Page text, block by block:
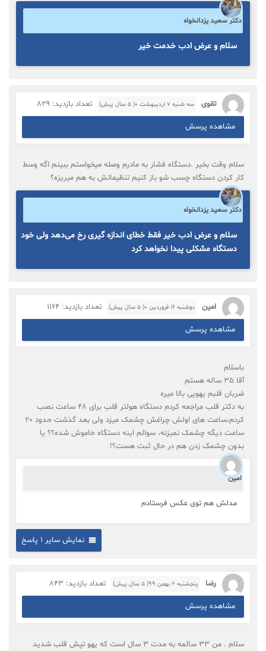
دکتر سعید یزدانخواه
سلام و عرض ادب خدمت خیر
تقوی سه شنبه ۷ اردیبهشت ۰( 5 سال پیش) تعداد بازدید: 829
مشاهده پرسش
سلام وقت بخیر .دستگاه فشار به مادرم وصله میخواستم ببینم اگه وسط
کار کردن دستگاه چسب شو باز کنیم تنظیماتش به هم میریزه؟
دکتر سعید یزدانخواه
سلام و عرض ادب خیر فقط خطای اندازه گیری رخ می‌دهد ولی خود
دستگاه مشکلی پیدا نخواهد کرد
امین دوشنبه ۱۶ فروردین ۰( 5 سال پیش) تعداد بازدید: 1164
مشاهده پرسش
باسلام
آقا 35 ساله هستم
ضربان قلبم یهویی بالا میره
به دکتر قلب مراجعه کردم دستگاه هولتر قلب برای 48 ساعت نصب
کردم،ساعت های اولش چراغش چشمک میزد ولی بعد گذشت حدود 20
ساعت دیگه چشمک نمیزنه، سوالم اینه دستگاه خاموش شده؟؟ یا
بدون چشمک زدن هم در حال ثبت هست؟!
امین
مدلش هم توی عکس فرستادم
نمایش سایر 1 پاسخ
رضا پنجشنبه ۲ بهمن ۹۹( 5 سال پیش) تعداد بازدید: 843
مشاهده پرسش
سلام . من ۳۳ سالمه به مدت ۳ سال است که یهو تپش قلب شدید